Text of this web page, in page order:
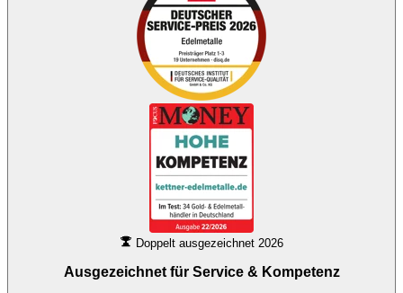
Doppelt ausgezeichnet 2026
Ausgezeichnet für Service & Kompetenz